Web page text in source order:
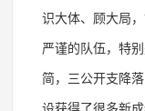
识大体、顾大局
严谨的队伍，特
简，三公开支降